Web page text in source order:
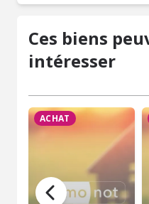
Ces biens
intéresser
ACHAT